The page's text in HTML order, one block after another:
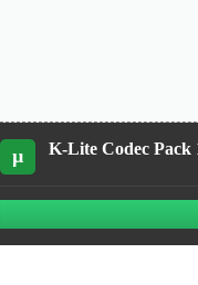
µ K-Lite Codec Pack